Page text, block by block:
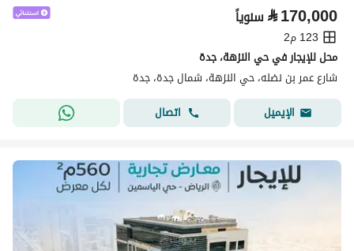
⃁170,000 سنوياً
123 م2
محل للإيجار في حي النزهة، جدة
شارع عمر بن نضله، حي النزهة، شمال جدة، جدة
الإيميل
اتصال